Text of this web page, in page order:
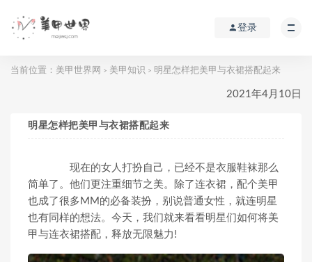
登录
当前位置： 美甲世界网 > 美甲知识 > 明星怎样把美甲与衣裙搭配起来
2021年4月10日
明星怎样把美甲与衣裙搭配起来
现在的女人打扮自己，已经不是衣服鞋袜那么
简单了。他们更注重细节之美。除了连衣裙，配个美甲
也成了很多MM的必备装扮，别说普通女性，就连明星
也有同样的想法。今天，我们就来看看明星们如何将美
甲与连衣裙搭配，释放无限魅力!